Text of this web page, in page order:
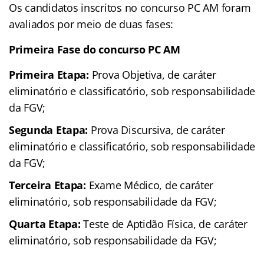
Os candidatos inscritos no concurso PC AM foram
avaliados por meio de duas fases:
Primeira Fase do concurso PC AM
Primeira Etapa: Prova Objetiva, de caráter
eliminatório e classificatório, sob responsabilidade
da FGV;
Segunda Etapa: Prova Discursiva, de caráter
eliminatório e classificatório, sob responsabilidade
da FGV;
Terceira Etapa: Exame Médico, de caráter
eliminatório, sob responsabilidade da FGV;
Quarta Etapa: Teste de Aptidão Física, de caráter
eliminatório, sob responsabilidade da FGV;